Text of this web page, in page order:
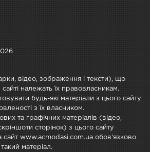
відео, зображення і тексти), що
належать їх правовласникам.
будь-які матеріали з цього сайту
з їх власником.
та графічних матеріалів (відео,
сторінок) з цього сайту
сайт www.acmodasi.com.ua обов'язково
матеріал.